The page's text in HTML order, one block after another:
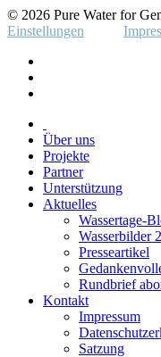
© 2026 Pure Water for
Einstellungen
Über uns
Projekte
Partner
Unterstützung
Aktuelles
Wassertage-
Wasserbilder
Presseartikel
Rundbrief
Kontakt
Impressum
Satzung